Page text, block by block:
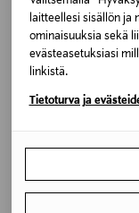
laitteellesi sisällön ja
ominaisuuksia sekä
evästeasetuksiasi
linkistä.
Tietoturva ja
Valmistusmaa
Madagaskar
Valmistaja
Valmistajan osoite
Rishøj & de
ETUKUPONKITUOTE
Original Price
66,90 €